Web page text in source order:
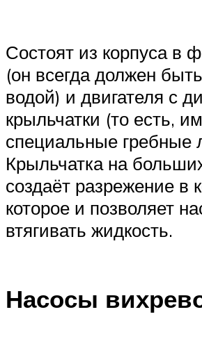
Состоят из корпуса в
(он всегда должен
водой) и двигателя с
крыльчатки (то есть,
специальные гребные
Крыльчатка на
создаёт разрежение в
которое и позволяет
втягивать жидкость.
Насосы